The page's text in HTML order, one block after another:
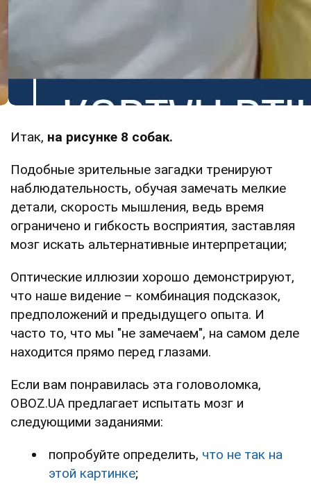
Итак, на рисунке 8 собак.
Подобные зрительные загадки тренируют
наблюдательность, обучая замечать мелкие
детали, скорость мышления, ведь время
ограничено и гибкость восприятия, заставляя
мозг искать альтернативные интерпретации;
Оптические иллюзии хорошо демонстрируют,
что наше видение – комбинация подсказок,
предположений и предыдущего опыта. И
часто то, что мы "не замечаем", на самом деле
находится прямо перед глазами.
Если вам понравилась эта головоломка,
OBOZ.UA предлагает испытать мозг и
следующими заданиями:
попробуйте определить, что не так на
этой картинке;